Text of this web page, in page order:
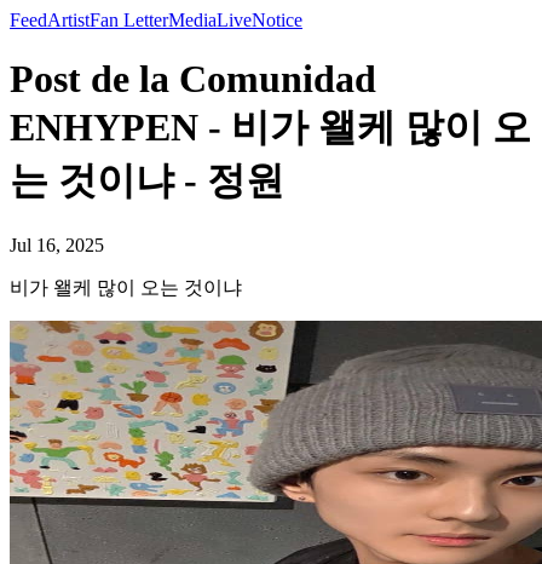
FeedArtistFan LetterMediaLiveNotice
Post de la Comunidad
ENHYPEN - 비가 왤케 많이 오
는 것이냐 - 정원
Jul 16, 2025
비가 왤케 많이 오는 것이냐